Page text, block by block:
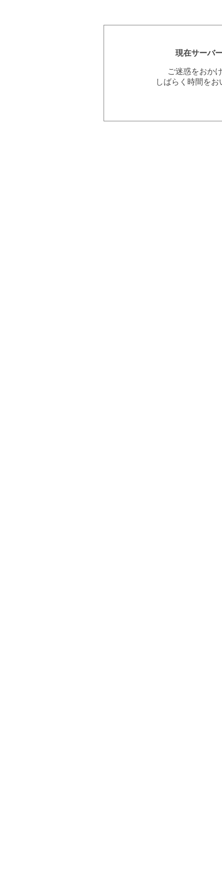
現在サーバ
ご迷惑をおか
しばらく時間を